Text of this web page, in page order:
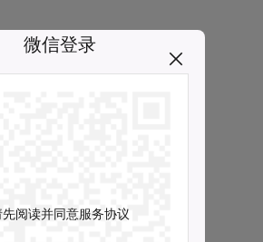
微信登录
先阅读并同意服务协议